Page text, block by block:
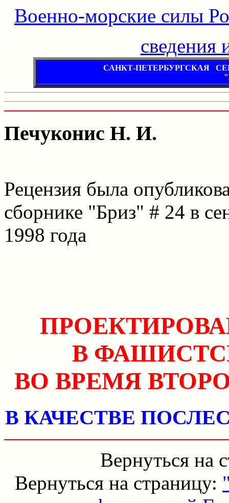
Военно-морские силы
сведения
САНКТ-ПЕТЕРБУРГСКАЯ
Печуконис Н. И.
Рецензия была
сборнике "Бриз" # 24 в
1998 года
В
ВО ВРЕМЯ
В КАЧЕСТВЕ
Вернуться на
Вернуться на страницу: